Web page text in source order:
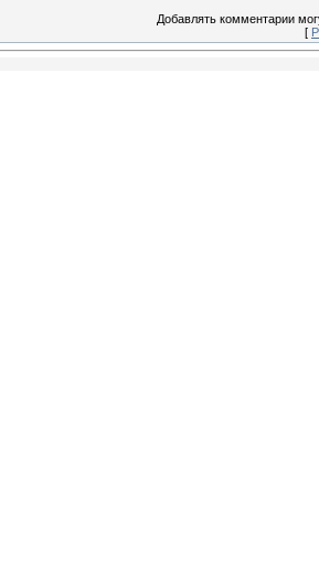
Добавлять комментарии
[